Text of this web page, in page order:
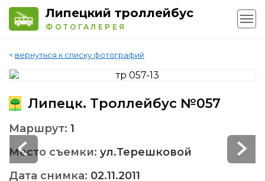
Липецкий троллейбус
ФОТОГАЛЕРЕЯ
< вернуться к списку фотографий
Липецк. Троллейбус №057
Маршрут: 1
Место съемки: ул.Терешковой
Дата снимка: 02.11.2011